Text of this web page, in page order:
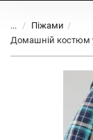
...
Піжами
Домашній костюм